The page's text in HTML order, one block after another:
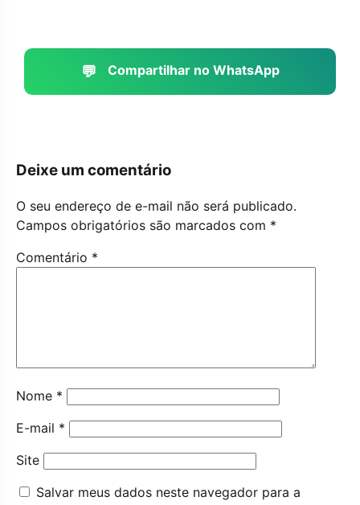
💬 Compartilhar no WhatsApp
Deixe um comentário
O seu endereço de e-mail não será publicado.
Campos obrigatórios são marcados com *
Comentário *
Nome *
E-mail *
Site
Salvar meus dados neste navegador para a